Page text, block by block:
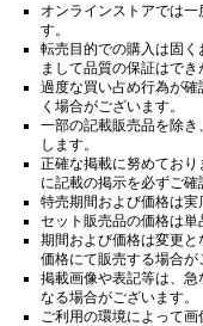
オンラインストアでは
す。
転売目的での購入は固
まして品質の保証はでき
過度な買い占め行為が
く場合がございます。
一部の記載販売品を除
します。
正確な掲載に努めてお
に記載の掲示を必ずご確
特売期間および価格は実
セット販売品の価格は単
期間および価格は変更
価格にて販売する場合が
掲載画像や表記等は、
なる場合がございます。
ご利用の環境によって